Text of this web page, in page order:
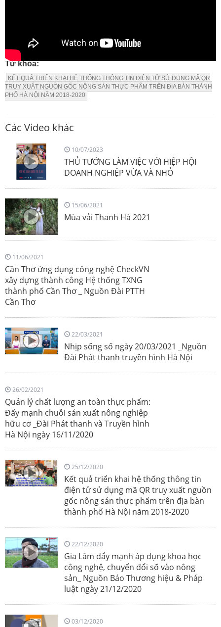
Từ khóa:
KẾT QUẢ TRIỂN KHAI HỆ THỐNG THÔNG TIN ĐIỆN TỬ SỬ DỤNG MÃ QR
TRUY XUẤT NGUỒN GỐC NÔNG SẢN THỰC PHẨM TRÊN ĐỊA BÀN THÀNH
PHỐ HÀ NỘI NĂM 2018-2020
Các Video khác
10/07/2023
THỦ TƯỚNG LÀM VIỆC VỚI HIỆP HỘI
DOANH NGHIỆP VỪA VÀ NHỎ
15/06/2021
Mùa vải Thanh Hà 2021
11/06/2021
Cần Thơ ứng dụng công nghệ CheckVN
xây dựng thành công Hệ thống TXNG
thành phố Cần Thơ _ Nguồn Đài PTTH
Cần Thơ
22/03/2021
Nhịp sống số ngày 20/03/2021 _Nguồn
Đài Phát thanh truyền hình Hà Nội
26/02/2021
Quản lý chất lượng an toàn thực phẩm:
Đẩy mạnh chuỗi sản xuất nông nghiệp
hữu cơ _Đài Phát thanh và Truyền hình
Hà Nội ngày 16/11/2020
25/12/2020
Kết quả triển khai hệ thống thông tin
điện tử sử dụng mã QR truy xuất nguồn
gốc nông sản thực phẩm trên địa bàn
thành phố Hà Nội năm 2018-2020
22/12/2020
Gia Lâm đẩy mạnh áp dụng khoa học
công nghệ, chuyển đổi số vào nông
sản_ Nguồn Báo Thương hiệu & Pháp
luật ngày 21/12/2020
03/12/2020